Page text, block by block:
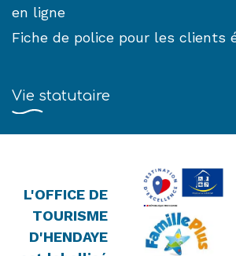
en ligne
Fiche de police pour les clients
Vie statutaire
L'OFFICE DE
TOURISME
D'HENDAYE